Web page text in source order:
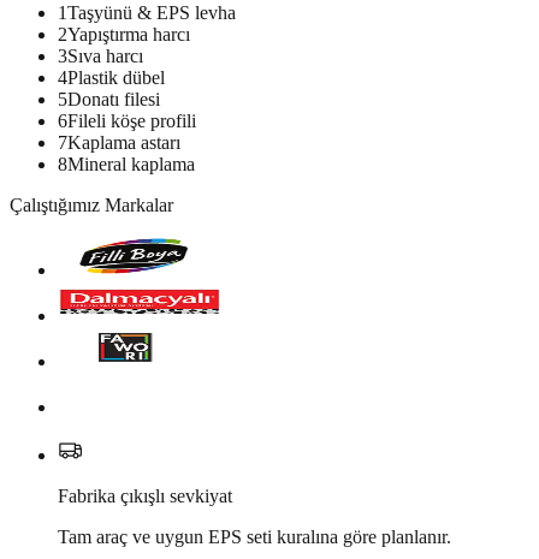
1Taşyünü & EPS levha
2Yapıştırma harcı
3Sıva harcı
4Plastik dübel
5Donatı filesi
6Fileli köşe profili
7Kaplama astarı
8Mineral kaplama
Çalıştığımız Markalar
Fabrika çıkışlı sevkiyat
Tam araç ve uygun EPS seti kuralına göre planlanır.